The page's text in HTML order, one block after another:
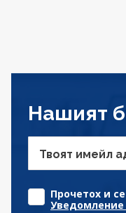
Нашият
Твоят имейл
Прочетох и
Уведомление